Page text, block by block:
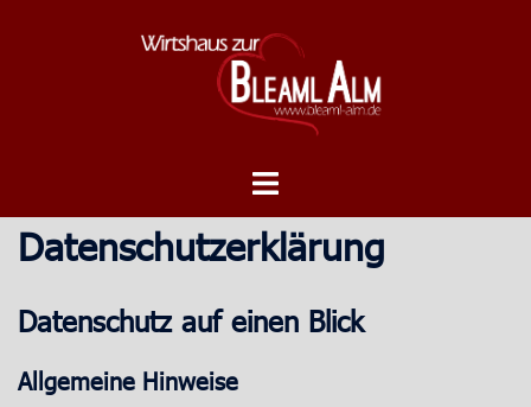
Menü
Datenschutzerklärung
Datenschutz auf einen Blick
Allgemeine Hinweise